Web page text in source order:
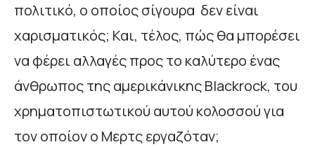
πολιτικό, ο οποίος σίγουρα δεν είναι
χαρισματικός; Και, τέλος, πώς θα μπορέσει
να φέρει αλλαγές προς το καλύτερο ένας
άνθρωπος της αμερικάνικης Blackrock, του
χρηματοπιστωτικού αυτού κολοσσού για
τον οποίον ο Μερτς εργαζόταν;